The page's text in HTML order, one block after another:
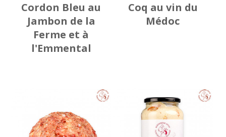
Cordon Bleu au
Jambon de la
Ferme et à
l'Emmental
Coq au vin du
Médoc